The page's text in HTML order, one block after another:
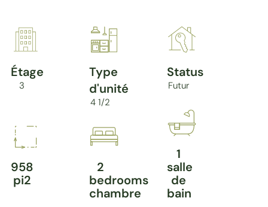
Étage
3
Type
d'unité
4 1/2
Status
Futur
958
pi2
2
bedrooms
chambre
1
salle
de
bain